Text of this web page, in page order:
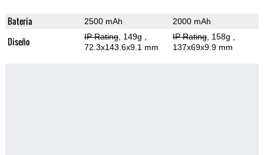
Bateria 2500 mAh 2000 mAh
Diseño IP Rating, 149g
72.3x143.6x9.1 mm
IP Rating, 158g
137x69x9.9 mm